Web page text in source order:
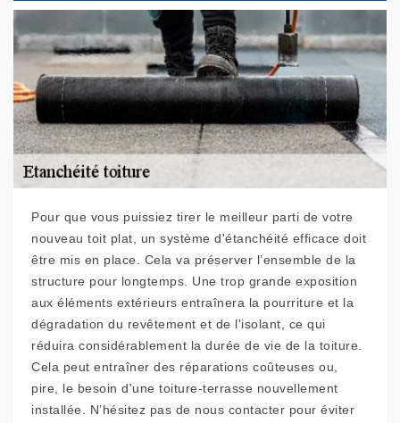
Pour que vous puissiez tirer le meilleur parti de votre
nouveau toit plat, un système d'étanchéité efficace doit
être mis en place. Cela va préserver l’ensemble de la
structure pour longtemps. Une trop grande exposition
aux éléments extérieurs entraînera la pourriture et la
dégradation du revêtement et de l'isolant, ce qui
réduira considérablement la durée de vie de la toiture.
Cela peut entraîner des réparations coûteuses ou,
pire, le besoin d'une toiture-terrasse nouvellement
installée. N’hésitez pas de nous contacter pour éviter